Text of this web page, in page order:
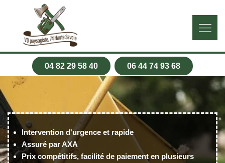
04 82 29 58 40 06 44 74 93 68
Intervention d'urgence et rapide
Assuré par AXA
Prix compétitifs, facilité de paiement en plusieurs